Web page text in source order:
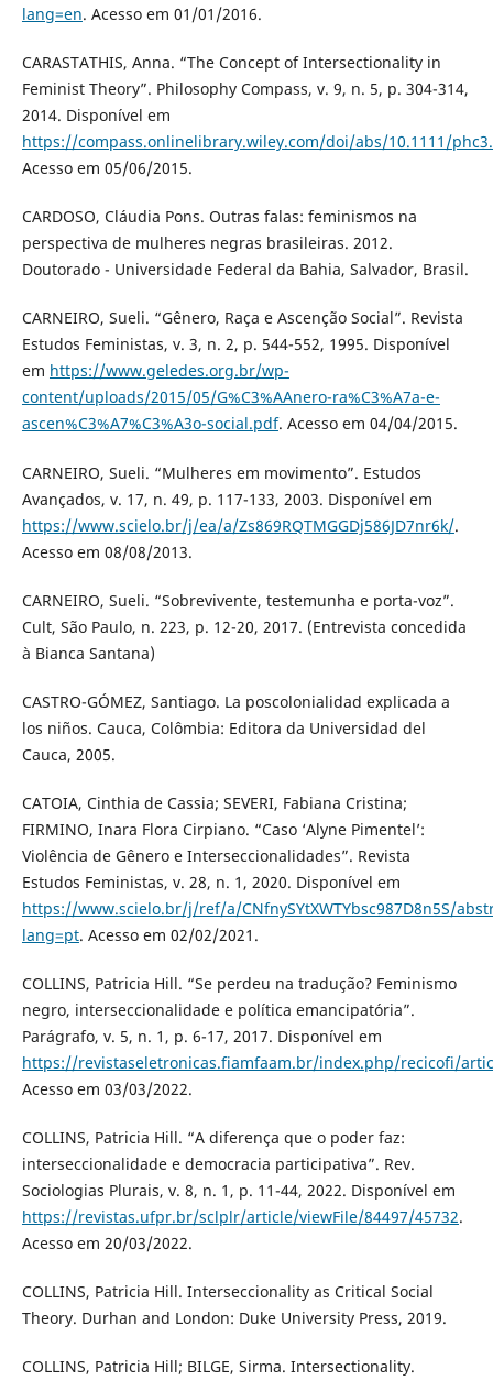
lang=en. Acesso em 01/01/2016.
CARASTATHIS, Anna. “The Concept of Intersectionality in
Feminist Theory”. Philosophy Compass, v. 9, n. 5, p. 304-314,
2014. Disponível em
https://compass.onlinelibrary.wiley.com/doi/abs/10.1111/
Acesso em 05/06/2015.
CARDOSO, Cláudia Pons. Outras falas: feminismos na
perspectiva de mulheres negras brasileiras. 2012.
Doutorado - Universidade Federal da Bahia, Salvador, Brasil.
CARNEIRO, Sueli. “Gênero, Raça e Ascenção Social”. Revista
Estudos Feministas, v. 3, n. 2, p. 544-552, 1995. Disponível
em https://www.geledes.org.br/wp-
content/uploads/2015/05/G%C3%AAnero-ra%C3%A7a-e-
ascen%C3%A7%C3%A3o-social.pdf. Acesso em 04/04/2015.
CARNEIRO, Sueli. “Mulheres em movimento”. Estudos
Avançados, v. 17, n. 49, p. 117-133, 2003. Disponível em
https://www.scielo.br/j/ea/a/Zs869RQTMGGDj586JD7nr6k/.
Acesso em 08/08/2013.
CARNEIRO, Sueli. “Sobrevivente, testemunha e porta-voz”.
Cult, São Paulo, n. 223, p. 12-20, 2017. (Entrevista concedida
à Bianca Santana)
CASTRO-GÓMEZ, Santiago. La poscolonialidad explicada a
los niños. Cauca, Colômbia: Editora da Universidad del
Cauca, 2005.
CATOIA, Cinthia de Cassia; SEVERI, Fabiana Cristina;
FIRMINO, Inara Flora Cirpiano. “Caso ‘Alyne Pimentel’:
Violência de Gênero e Interseccionalidades”. Revista
Estudos Feministas, v. 28, n. 1, 2020. Disponível em
https://www.scielo.br/j/ref/a/CNfnySYtXWTYbsc987D8n5S/
lang=pt. Acesso em 02/02/2021.
COLLINS, Patricia Hill. “Se perdeu na tradução? Feminismo
negro, interseccionalidade e política emancipatória”.
Parágrafo, v. 5, n. 1, p. 6-17, 2017. Disponível em
https://revistaseletronicas.fiamfaam.br/index.php/recicofi/
Acesso em 03/03/2022.
COLLINS, Patricia Hill. “A diferença que o poder faz:
interseccionalidade e democracia participativa”. Rev.
Sociologias Plurais, v. 8, n. 1, p. 11-44, 2022. Disponível em
https://revistas.ufpr.br/sclplr/article/viewFile/84497/45732.
Acesso em 20/03/2022.
COLLINS, Patricia Hill. Interseccionality as Critical Social
Theory. Durhan and London: Duke University Press, 2019.
COLLINS, Patricia Hill; BILGE, Sirma. Intersectionality.